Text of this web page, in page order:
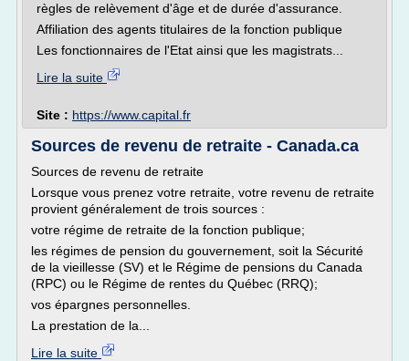
règles de relèvement d'âge et de durée d'assurance.
Affiliation des agents titulaires de la fonction publique
Les fonctionnaires de l'Etat ainsi que les magistrats...
Lire la suite
Site : https://www.capital.fr
Sources de revenu de retraite - Canada.ca
Sources de revenu de retraite
Lorsque vous prenez votre retraite, votre revenu de retraite
provient généralement de trois sources :
votre régime de retraite de la fonction publique;
les régimes de pension du gouvernement, soit la Sécurité
de la vieillesse (SV) et le Régime de pensions du Canada
(RPC) ou le Régime de rentes du Québec (RRQ);
vos épargnes personnelles.
La prestation de la...
Lire la suite